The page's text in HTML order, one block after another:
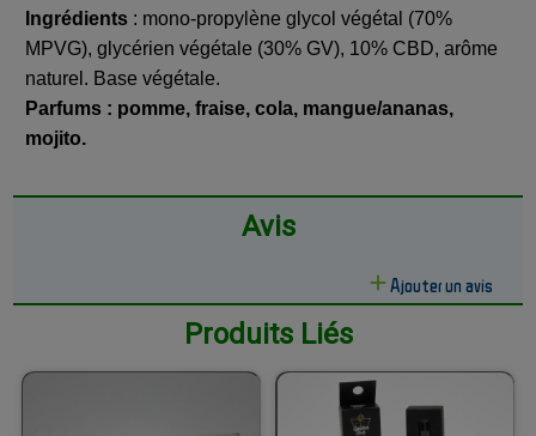
Ingrédients : mono-propylène glycol végétal (70%
MPVG), glycérien végétale (30% GV), 10% CBD, arôme
naturel. Base végétale.
Parfums : pomme, fraise, cola, mangue/ananas,
mojito.
Avis
Ajouter un avis
Produits Liés